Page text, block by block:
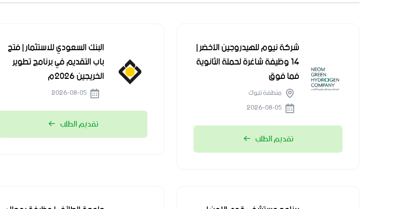
شركة نيوم للهيدروجين الأخضر |
14 وظيفة شاغرة لحملة الثانوية
فما فوق
منطقة تبوك
تقديم الطلب
البنك السعودي للاستثمار | فتح
باب التقديم في برنامج تطوير
الخريجين 2026م
تقديم الطلب